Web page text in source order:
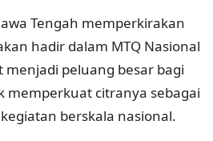
Tengah memperkirakan
hadir dalam MTQ Nasional
menjadi peluang besar bagi
memperkuat citranya sebagai
berskala nasional.